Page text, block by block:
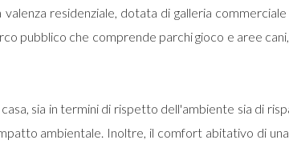
residenziale, dotata di galleria
pubblico che comprende parchi gioco e aree
sia in termini di rispetto dell'ambiente sia di
ambientale. Inoltre, il comfort abitativo di